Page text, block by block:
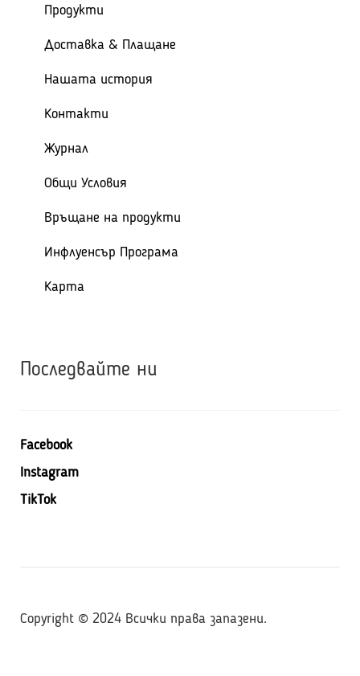
Продукти
Доставка & Плащане
Нашата история
Контакти
Журнал
Общи Условия
Връщане на продукти
Инфлуенсър Програма
Карта
Последвайте ни
Facebook
Instagram
TikTok
Copyright ©️ 2024 Всички права запазени.